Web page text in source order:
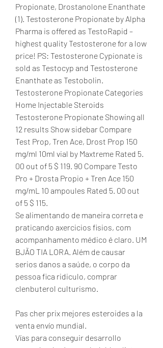
Propionate, Drostanolone Enanthate
(1). Testosterone Propionate by Alpha
Pharma is offered as TestoRapid –
highest quality Testosterone for a low
price! PS: Testosterone Cypionate is
sold as Testocyp and Testosterone
Enanthate as Testobolin.
Testosterone Propionate Categories
Home Injectable Steroids
Testosterone Propionate Showing all
12 results Show sidebar Compare
Test Prop, Tren Ace, Drost Prop 150
mg/ml 10ml vial by Maxtreme Rated 5.
00 out of 5 $ 119. 90 Compare Testo
Pro + Drosta Propio + Tren Ace 150
mg/mL 10 ampoules Rated 5. 00 out
of 5 $ 115.
Se alimentando de maneira correta e
praticando axercicios fisios, com
acompanhamento médico é claro. UM
BJÃO TIA LORA. Além de causar
serios danos a saúde, o corpo da
pessoa fica ridiculo, comprar
clenbuterol culturismo.
Pas cher prix mejores esteroides a la
venta envío mundial.
Vías para conseguir desarrollo